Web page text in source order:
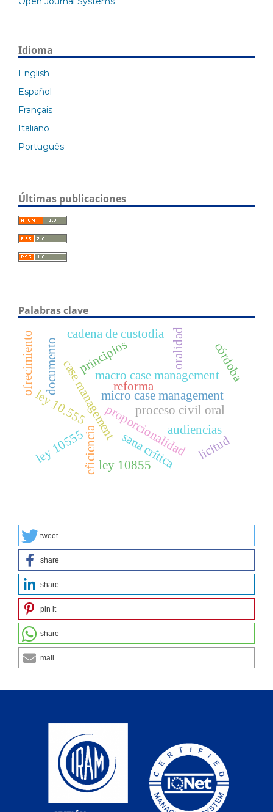
Idioma
English
Español
Français
Italiano
Português
Últimas publicaciones
Palabras clave
case managementproporcionalidad
eficiencia
macro case management
micro case management
principios oralidad
audiencias
ley 10.555 proceso civil oral
sana crítica
documento
cadena de custodia
licitud
ley 10555
ley 10855
córdoba
ofrecimiento reforma
tweet
share
share
pin it
share
mail